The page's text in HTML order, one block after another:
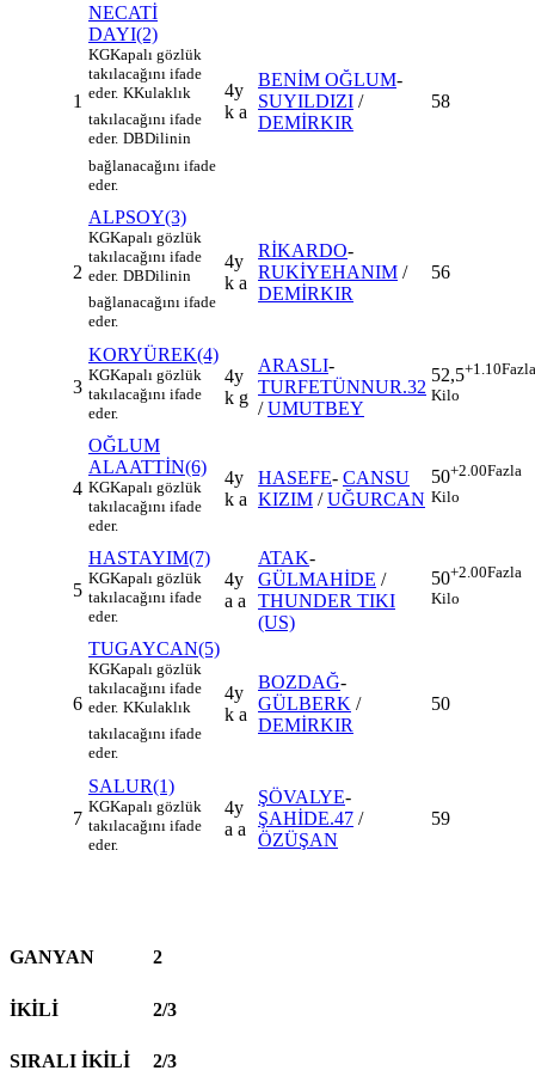
1
NECATİ
DAYI(2)
KGKapalı gözlük
takılacağını ifade
eder. KKulaklık
takılacağını ifade
eder. DBDilinin
bağlanacağını ifade
eder.
4y
k a
BENİM OĞLUM-
SUYILDIZI /
DEMİRKIR
58
2
ALPSOY(3)
KGKapalı gözlük
takılacağını ifade
eder. DBDilinin
bağlanacağını ifade
eder.
4y
k a
RİKARDO-
RUKİYEHANIM /
DEMİRKIR
56
3
KORYÜREK(4)
KGKapalı gözlük
takılacağını ifade
eder.
4y
k g
ARASLI-
TURFETÜNNUR.32
/UMUTBEY
52,5+1.10Fazla
Kilo
4
OĞLUM
ALAATTİN(6)
KGKapalı gözlük
takılacağını ifade
eder.
4y
k a
HASEFE- CANSU
KIZIM /UĞURCAN
50+2.00Fazla
Kilo
5
HASTAYIM(7)
KGKapalı gözlük
takılacağını ifade
eder.
4y
a a
ATAK-
GÜLMAHİDE /
THUNDER TIKI
(US)
50+2.00Fazla
Kilo
6
TUGAYCAN(5)
KGKapalı gözlük
takılacağını ifade
eder. KKulaklık
takılacağını ifade
eder.
4y
k a
BOZDAĞ-
GÜLBERK /
DEMİRKIR
50
7
SALUR(1)
KGKapalı gözlük
takılacağını ifade
eder.
4y
a a
ŞÖVALYE-
ŞAHİDE.47 /
ÖZÜŞAN
59
GANYAN 2
İKİLİ 2/3
SIRALI İKİLİ 2/3